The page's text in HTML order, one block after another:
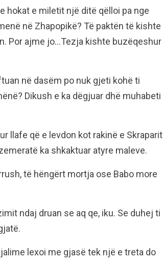
hokat e miletit një ditë qëlloi pa nge
në Zhapopikë? Të paktën të kishte
Por ajme jo…Tezja kishte buzëqeshur
në dasëm po nuk gjeti kohë ti
Dikush e ka dëgjuar dhë muhabeti
llafe që e levdon kot rakinë e Skraparit
ka shkaktuar atyre maleve.
të hëngërt mortja ose Babo more
ndaj druan se aq qe, iku. Se duhej ti
lexoi me gjasë tek një e treta do